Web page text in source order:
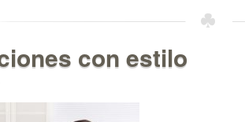
con estilo